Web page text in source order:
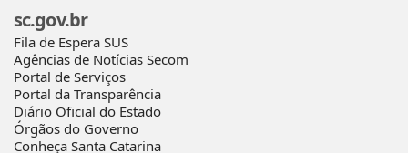
sc.gov.br
Fila de Espera SUS
Agências de Notícias Secom
Portal de Serviços
Portal da Transparência
Diário Oficial do Estado
Órgãos do Governo
Conheça Santa Catarina